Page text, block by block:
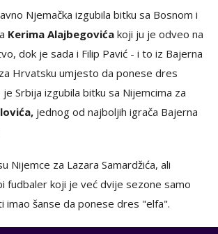
Njemačka izgubila bitku sa Bosnom i
Kerima Alajbegovića koji ju je odveo na
dok je sada i Filip Pavić - i to iz Bajerna
Hrvatsku umjesto da ponese dres
je Srbija izgubila bitku sa Nijemcima za
jednog od najboljih igrača Bajerna
Nijemce za Lazara Samardžića, ali
fudbaler koji je već dvije sezone samo
imao šanse da ponese dres "elfa".